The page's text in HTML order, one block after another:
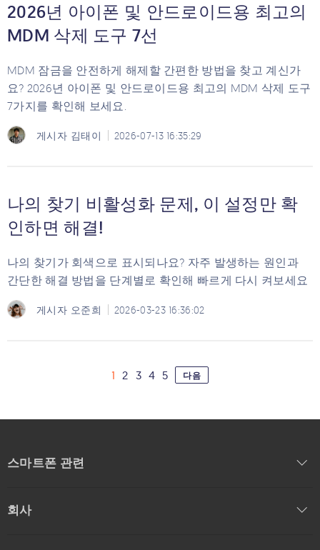
2026년 아이폰 및 안드로이드용 최고의
MDM 삭제 도구 7선
MDM 잠금을 안전하게 해제할 간편한 방법을 찾고 계신가
요? 2026년 아이폰 및 안드로이드용 최고의 MDM 삭제 도구
7가지를 확인해 보세요.
게시자 김태이 2026-07-13 16:35:29
나의 찾기 비활성화 문제, 이 설정만 확
인하면 해결!
나의 찾기가 회색으로 표시되나요? 자주 발생하는 원인과
간단한 해결 방법을 단계별로 확인해 빠르게 다시 켜보세요
게시자 오준희 2026-03-23 16:36:02
1 2 3 4 5 다음
스마트폰 관련
회사